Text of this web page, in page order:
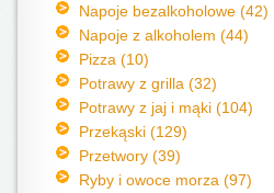
Napoje bezalkoholowe (42)
Napoje z alkoholem (44)
Pizza (10)
Potrawy z grilla (32)
Potrawy z jaj i mąki (104)
Przekąski (129)
Przetwory (39)
Ryby i owoce morza (97)